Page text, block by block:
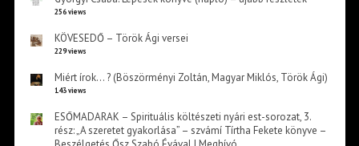
256 views
KÖVESEDŐ – Török Ági versei
229 views
Miért írok… ? (Böszörményi Zoltán, Magyar Miklós, Török Ági)
143 views
ESŐMADARAK – Spirituális költészeti nyári est-sorozat, 3.
rész: „A szeretet gyakorlása” – szvámí Tírtha Fekete könyve –